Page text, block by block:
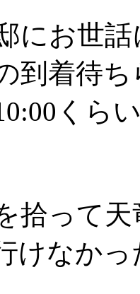
にお世
到着待
くら
拾って天
けなか